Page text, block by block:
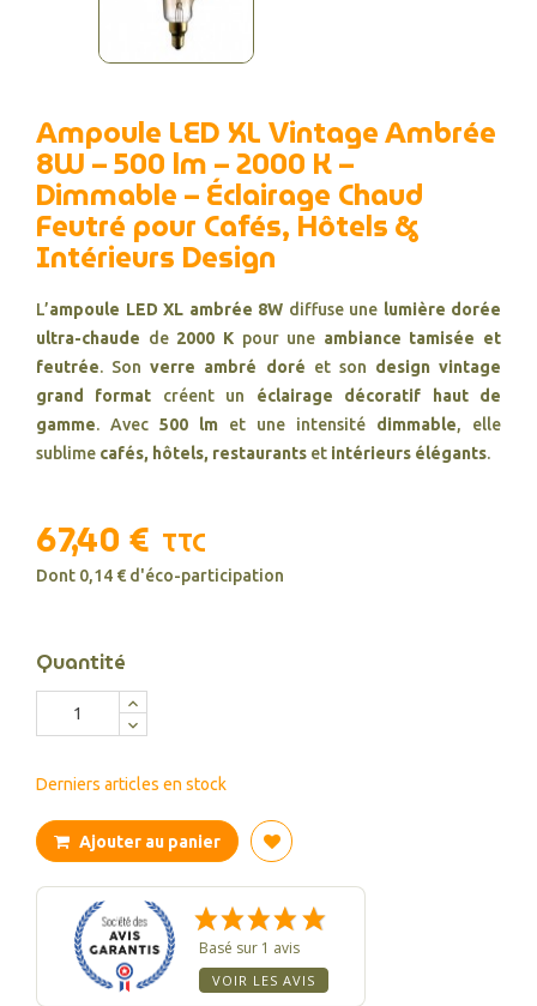
Ampoule LED XL Vintage Ambrée
8W – 500 lm – 2000 K –
Dimmable – Éclairage Chaud
Feutré pour Cafés, Hôtels &
Intérieurs Design
L’ampoule LED XL ambrée 8W diffuse une lumière dorée
ultra-chaude de 2000 Kpour une ambiance tamisée et
feutrée. Sonverre ambré doré et son design vintage
grand format créent un éclairage décoratif haut de
gamme. Avec 500 lm et une intensité dimmable, elle
sublime cafés, hôtels, restaurants et intérieurs élégants.
67,40 € TTC
Dont 0,14 € d'éco-participation
Quantité
Derniers articles en stock
Ajouter au panier
Basé sur 1 avis
VOIR LES AVIS